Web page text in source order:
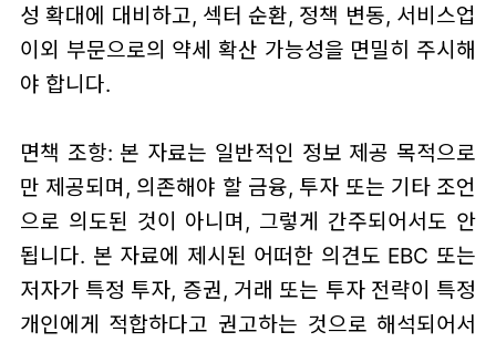
성 확대에 대비하고, 섹터 순환, 정책 변동, 서비스업
이외 부문으로의 약세 확산 가능성을 면밀히 주시해
야 합니다.
면책 조항: 본 자료는 일반적인 정보 제공 목적으로
만 제공되며, 의존해야 할 금융, 투자 또는 기타 조언
으로 의도된 것이 아니며, 그렇게 간주되어서도 안
됩니다. 본 자료에 제시된 어떠한 의견도 EBC 또는
저자가 특정 투자, 증권, 거래 또는 투자 전략이 특정
개인에게 적합하다고 권고하는 것으로 해석되어서